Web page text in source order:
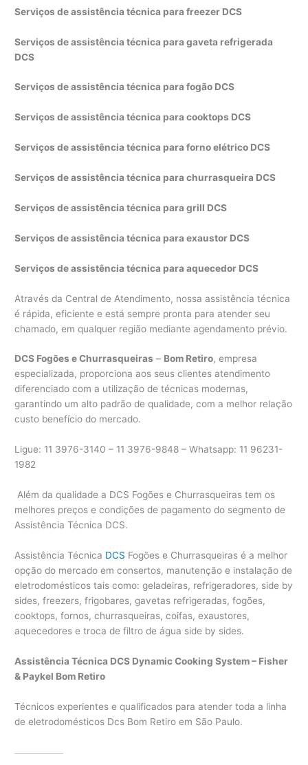
Serviços de assistência técnica para freezer DCS
Serviços de assistência técnica para gaveta refrigerada
DCS
Serviços de assistência técnica para fogão DCS
Serviços de assistência técnica para cooktops DCS
Serviços de assistência técnica para forno elétrico DCS
Serviços de assistência técnica para churrasqueira DCS
Serviços de assistência técnica para grill DCS
Serviços de assistência técnica para exaustor DCS
Serviços de assistência técnica para aquecedor DCS
Através da Central de Atendimento, nossa assistência técnica
é rápida, eficiente e está sempre pronta para atender seu
chamado, em qualquer região mediante agendamento prévio.
DCS Fogões e Churrasqueiras – Bom Retiro, empresa
especializada, proporciona aos seus clientes atendimento
diferenciado com a utilização de técnicas modernas,
garantindo um alto padrão de qualidade, com a melhor relação
custo benefício do mercado.
Ligue: 11 3976-3140 – 11 3976-9848 – Whatsapp: 11 96231-
1982
Além da qualidade a DCS Fogões e Churrasqueiras tem os
melhores preços e condições de pagamento do segmento de
Assistência Técnica DCS.
Assistência Técnica DCS Fogões e Churrasqueiras é a melhor
opção do mercado em consertos, manutenção e instalação de
eletrodomésticos tais como: geladeiras, refrigeradores, side by
sides, freezers, frigobares, gavetas refrigeradas, fogões,
cooktops, fornos, churrasqueiras, coifas, exaustores,
aquecedores e troca de filtro de água side by sides.
Assistência Técnica DCS Dynamic Cooking System – Fisher
& Paykel Bom Retiro
Técnicos experientes e qualificados para atender toda a linha
de eletrodomésticos Dcs Bom Retiro em São Paulo.